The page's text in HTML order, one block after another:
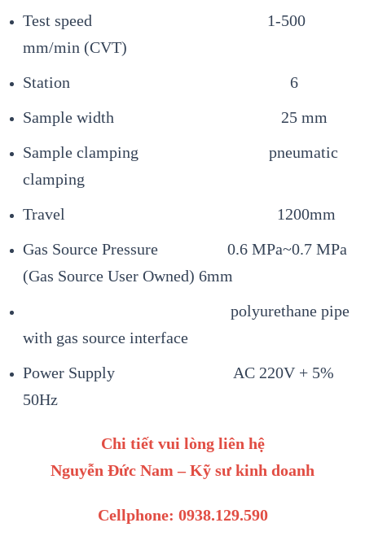
Test speed 1-500
mm/min (CVT)
Station 6
Sample width 25 mm
Sample clamping pneumatic
clamping
Travel 1200mm
Gas Source Pressure 0.6 MPa~0.7 MPa
(Gas Source User Owned) 6mm
polyurethane pipe
with gas source interface
Power Supply AC 220V + 5%
50Hz
Chi tiết vui lòng liên hệ
Nguyễn Đức Nam – Kỹ sư kinh doanh
Cellphone: 0938.129.590